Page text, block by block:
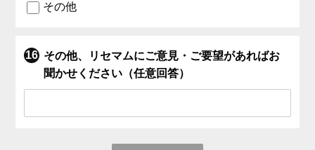
その他
その他、リセマムにご意見・ご要望があればお
聞かせください（任意回答）